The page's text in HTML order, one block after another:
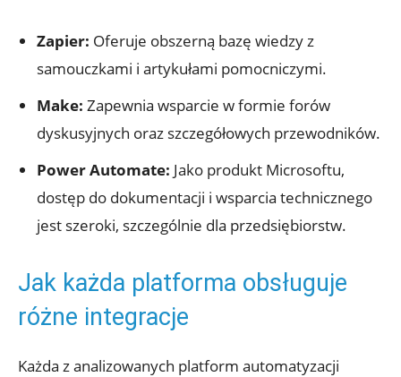
Zapier: Oferuje obszerną bazę wiedzy z
samouczkami i artykułami pomocniczymi.
Make: Zapewnia wsparcie w formie forów
dyskusyjnych oraz szczegółowych przewodników.
Power Automate: Jako produkt Microsoftu,
dostęp do dokumentacji i wsparcia technicznego
jest szeroki, szczególnie dla przedsiębiorstw.
Jak każda platforma obsługuje
różne integracje
Każda z analizowanych platform automatyzacji